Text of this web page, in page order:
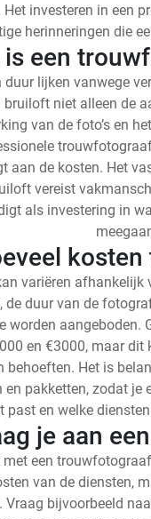
investeren in een
herinneringen die
is een
lijken vanwege
niet alleen de
van de foto’s en
aan de kosten. Het
vereist
als investering in
kosten
variëren
duur van de
worden aangeboden.
en €3000, maar
behoeften. Het is
en pakketten, zodat
past en welke
je aan
een
van de diensten,
Vraag bijvoorbeeld